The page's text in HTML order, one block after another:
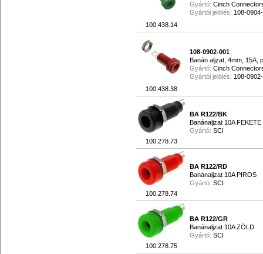
100.438.14
Gyártó: Cinch
Gyártói jelölés: 108-
100.438.38
108-0902-001
Banán aljzat, 4mm, 15A,
Gyártó: Cinch
Gyártói jelölés: 108-
100.278.73
BA R122/BK
Banánaljzat 10A FEKETE
Gyártó: SCI
100.278.74
BA R122/RD
Banánaljzat 10A PIROS
Gyártó: SCI
100.278.75
BA R122/GR
Banánaljzat 10A ZÖLD
Gyártó: SCI